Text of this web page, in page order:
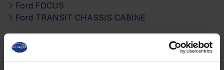
Ford FOCUS
Ford TRANSIT CHASSIS CABINE
Ford TRANSIT CUSTOM FOURGON
Ford TRANSIT FOURGON